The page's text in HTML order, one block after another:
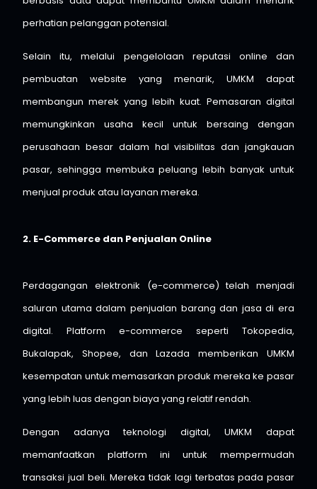
perhatian pelanggan potensial.
Selain itu, melalui pengelolaan reputasi online dan
pembuatan website yang menarik, UMKM dapat
membangun merek yang lebih kuat. Pemasaran digital
memungkinkan usaha kecil untuk bersaing dengan
perusahaan besar dalam hal visibilitas dan jangkauan
pasar, sehingga membuka peluang lebih banyak untuk
menjual produk atau layanan mereka.
2. E-Commerce dan Penjualan Online
Perdagangan elektronik (e-commerce) telah menjadi
saluran utama dalam penjualan barang dan jasa di era
digital. Platform e-commerce seperti Tokopedia,
Bukalapak, Shopee, dan Lazada memberikan UMKM
kesempatan untuk memasarkan produk mereka ke pasar
yang lebih luas dengan biaya yang relatif rendah.
Dengan adanya teknologi digital, UMKM dapat
memanfaatkan platform ini untuk mempermudah
transaksi jual beli. Mereka tidak lagi terbatas pada pasar